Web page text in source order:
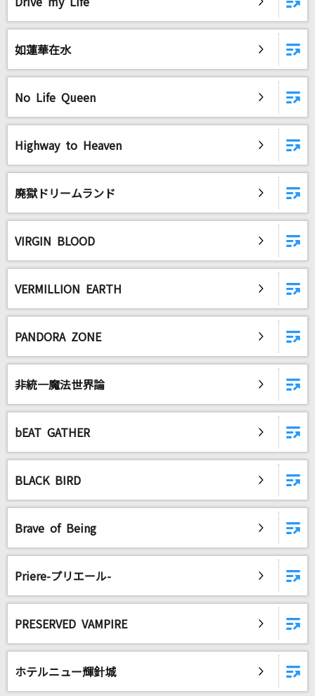
如蓮華在水
No Life Queen
Highway to Heaven
廃獄ドリームランド
VIRGIN BLOOD
VERMILLION EARTH
PANDORA ZONE
非統一魔法世界論
bEAT GATHER
BLACK BIRD
Brave of Being
Priere-プリエール-
PRESERVED VAMPIRE
ホテルニュー輝針城